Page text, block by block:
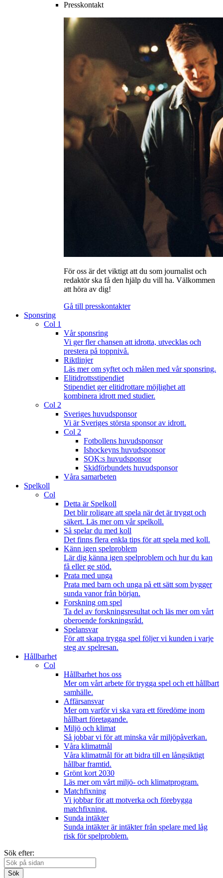
Presskontakt
För oss är det viktigt att du som journalist och
redaktör ska få den hjälp du vill ha. Välkommen
att höra av dig!
Gå till presskontakter
Sponsring
Col 1
Vår sponsring
Vi ger fler chansen att idrotta, utvecklas och
prestera på toppnivå.
Riktlinjer
Läs mer om syftet och målen med vår sponsring.
Elitidrottsstipendiet
Stipendiet ger elitidrottare möjlighet att
kombinera idrott med studier.
Col 2
Sveriges huvudsponsor
Vi är Sveriges största sponsor av idrott.
Col 2
Fotbollens huvudsponsor
Ishockeyns huvudsponsor
SOK:s huvudsponsor
Skidförbundets huvudsponsor
Våra samarbeten
Spelkoll
Col
Detta är Spelkoll
Det blir roligare att spela när det är tryggt och
säkert. Läs mer om vår spelkoll.
Så spelar du med koll
Det finns flera enkla tips för att spela med koll.
Känn igen spelproblem
Lär dig känna igen spelproblem och hur du kan
få eller ge stöd.
Prata med unga
Prata med barn och unga på ett sätt som bygger
sunda vanor från början.
Forskning om spel
Ta del av forskningsresultat och läs mer om vårt
oberoende forskningsråd.
Spelansvar
För att skapa trygga spel följer vi kunden i varje
steg av spelresan.
Hållbarhet
Col
Hållbarhet hos oss
Mer om vårt arbete för trygga spel och ett hållbart
samhälle.
Affärsansvar
Mer om varför vi ska vara ett föredöme inom
hållbart företagande.
Miljö och klimat
Så jobbar vi för att minska vår miljöpåverkan.
Våra klimatmål
Våra klimatmål för att bidra till en långsiktigt
hållbar framtid.
Grönt kort 2030
Läs mer om vårt miljö- och klimatprogram.
Matchfixning
Vi jobbar för att motverka och förebygga
matchfixning.
Sunda intäkter
Sunda intäkter är intäkter från spelare med låg
risk för spelproblem.
Sök efter:
Sök